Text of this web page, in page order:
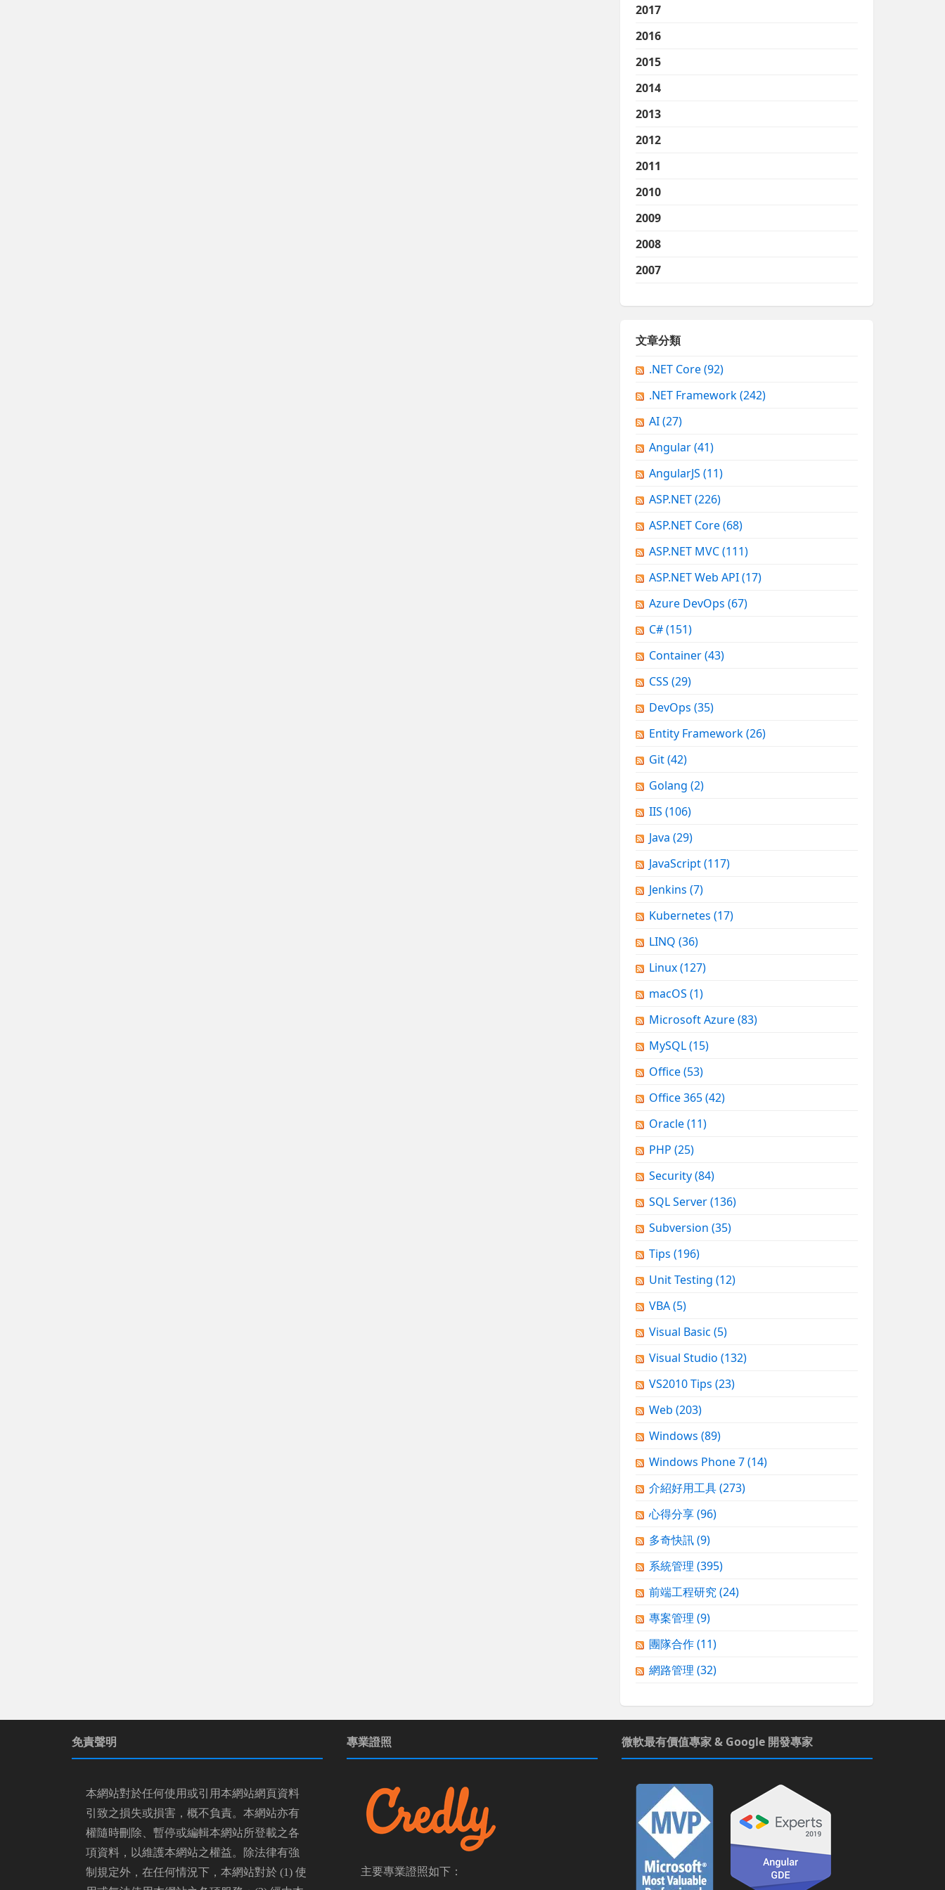
2017
2016
2015
2014
2013
2012
2011
2010
2009
2008
2007
文章分類
.NET Core(92)
.NET Framework(242)
AI(27)
Angular(41)
AngularJS (11)
ASP.NET(226)
ASP.NET Core(68)
ASP.NET MVC(111)
ASP.NET Web API(17)
Azure DevOps (67)
C#(151)
Container(43)
CSS (29)
DevOps (35)
Entity Framework(26)
Git(42)
Golang (2)
IIS (106)
Java (29)
JavaScript(117)
Jenkins (7)
Kubernetes (17)
LINQ (36)
Linux(127)
macOS (1)
Microsoft Azure(83)
MySQL(15)
Office(53)
Office 365(42)
Oracle(11)
PHP (25)
Security(84)
SQL Server(136)
Subversion (35)
Tips (196)
Unit Testing (12)
VBA(5)
Visual Basic (5)
Visual Studio (132)
VS2010 Tips (23)
Web (203)
Windows (89)
Windows Phone 7(14)
介紹好用工具(273)
心得分享(96)
多奇快訊(9)
系統管理 (395)
前端工程研究(24)
專案管理 (9)
團隊合作(11)
網路管理 (32)
免責聲明
本網站對於任何使用或引用本網站網頁資料
引致之損失或損害，概不負責。本網站亦有
權隨時刪除、暫停或編輯本網站所登載之各
項資料，以維護本網站之權益。除法律有強
制規定外，在任何情況下，本網站對於 (1) 使
專業證照
主要專業證照如下：
微軟最有價值專家 & Google 開發專家